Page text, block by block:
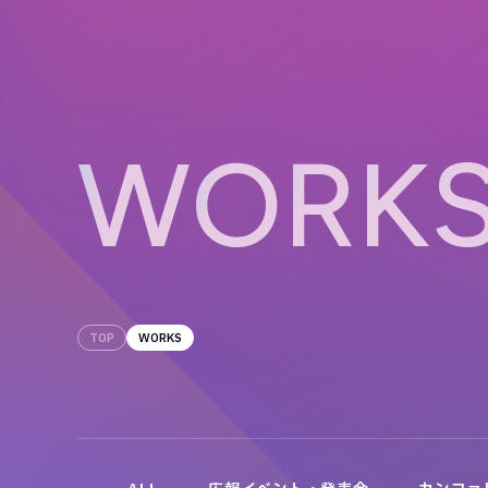
WORK
TOP WORKS